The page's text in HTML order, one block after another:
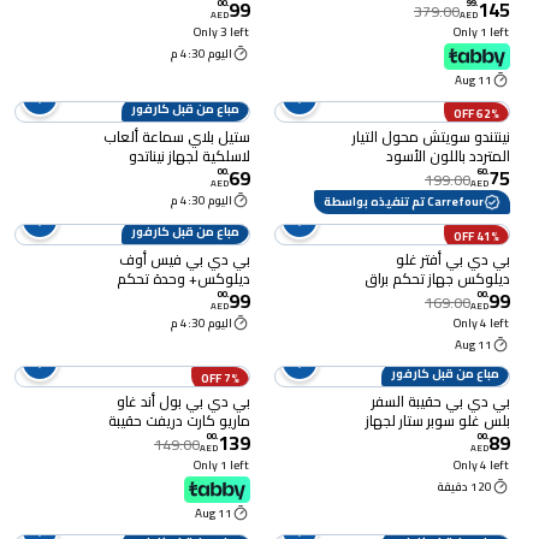
بنفسجي ساطع ، برتقالي
145
AED
379.00
Only 1 left
11 Aug
سويتش
99
AED
Only 3 left
اليوم 4:30 م
62% OFF
نينتندو سويتش محول التيار
المتردد باللون الأسود
75
.
60
AED
199.00
Carrefour تم تنفيذه بواسطة
مباع من قبل كارفور
ستيل بلاي سماعة ألعاب
لاسلكية لجهاز نيناتدو
سويتش 2
69
.
00
AED
اليوم 4:30 م
41% OFF
بي دي بي أفتر غلو
ديلوكس جهاز تحكم براق
لجهاز نينتندو سويتش بألوان
متعددة
99
.
00
AED
169.00
Only 4 left
11 Aug
مباع من قبل كارفور
بي دي بي فيس أوف
ديلوكس+ وحدة تحكم
سلكية للصوت لجهاز نينتندو
سويتش - بنفسجي
99
.
00
AED
اليوم 4:30 م
مباع من قبل كارفور
بي دي بي حقيبة السفر
بلس غلو سوبر ستار لجهاز
نينتندو سويتش سوبر ماريو.
89
.
00
AED
Only 4 left
120 دقيقة
7% OFF
بي دي بي بول أند غاو
ماريو كارت دريفت حقيبة
لجهاز نينتندو سويتش مع
خاصية اللمعان في الظلام
- أسود
139
.
00
AED
149.00
Only 1 left
11 Aug